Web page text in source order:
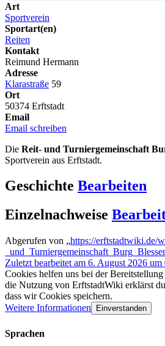
Art
Sportverein
Sportart(en)
Reiten
Kontakt
Reimund Hermann
Adresse
Klarastraße 59
Ort
50374 Erftstadt
Email
Email schreiben
Die Reit- und Turniergemeinschaft
Sportverein aus Erftstadt.
Geschichte Bearbeiten
Einzelnachweise
Abgerufen von „https://erftstadtwiki.de/
Zuletzt bearbeitet am 6. August 2026 um
Cookies helfen uns bei der
die Nutzung von ErftstadtWiki erklärst
dass wir Cookies speichern.
Weitere Informationen
Einverstanden
Sprachen